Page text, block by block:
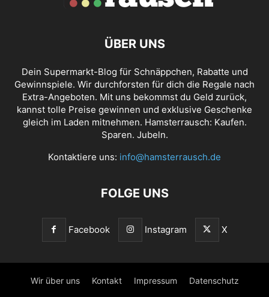
ÜBER UNS
Dein Supermarkt-Blog für Schnäppchen, Rabatte und
Gewinnspiele. Wir durchforsten für dich die Regale nach
Extra-Angeboten. Mit uns bekommst du Geld zurück,
kannst tolle Preise gewinnen und exklusive Geschenke
gleich im Laden mitnehmen. Hamsterrausch: Kaufen.
Sparen. Jubeln.
Kontaktiere uns: info@hamsterrausch.de
FOLGE UNS
Facebook Instagram X
Wir über uns Kontakt Impressum Datenschutz